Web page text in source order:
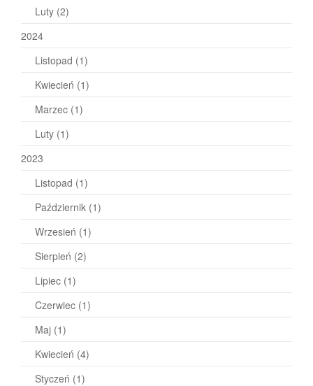
Luty (2)
2024
Listopad (1)
Kwiecień (1)
Marzec (1)
Luty (1)
2023
Listopad (1)
Październik (1)
Wrzesień (1)
Sierpień (2)
Lipiec (1)
Czerwiec (1)
Maj (1)
Kwiecień (4)
Styczeń (1)